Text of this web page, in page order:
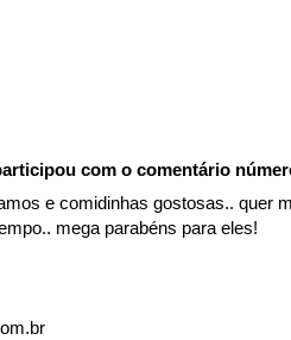
com o comentário
e comidinhas gostosas.. quer
mega parabéns para eles!